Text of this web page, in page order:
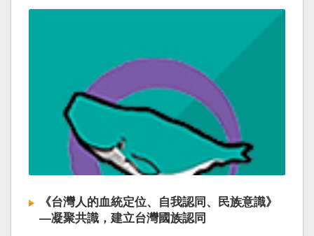
《台灣人的血統定位、自我認同、民族意識》
—凝聚共識，建立台灣國族認同